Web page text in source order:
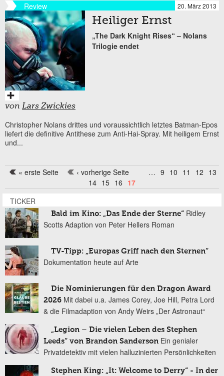
Review 20. März 2013
Heiliger Ernst
„The Dark Knight Rises“ – Nolans
Trilogie endet
von Lars Zwickies
Christopher Nolans drittes und voraussichtlich letztes Batman-Epos
liefert die definitive Antithese zum Anti-Hai-Spray. Mit heiligem Ernst
und...
Seiten
« erste Seite ‹ vorherige Seite … 9 10 11 12 13
14 15 16 17
TICKER
Bald im Kino: „Das Ende der Sterne“ Ridley
Scotts Adaption von Peter Hellers Roman
TV-Tipp: „Europas Griff nach den Sternen“
Dokumentation heute auf Arte
Die Nominierungen für den Dragon Award
2026 Mit dabei u.a. James Corey, Joe Hill, Petra Lord
& die Filmadaption von Andy Weirs „Der Astronaut“
„Legion – Die vielen Leben des Stephen
Leeds“ von Brandon Sanderson Ein genialer
Privatdetektiv mit vielen halluzinierten Persönlichkeiten
Stephen King: „It: Welcome to Derry“ - In der